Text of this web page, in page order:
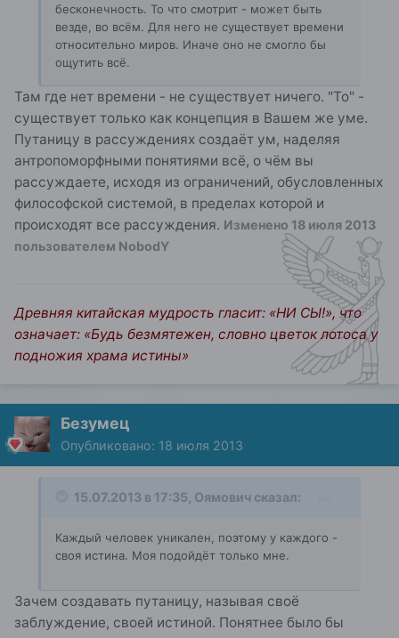
бесконечность. То что смотрит - может быть
везде, во всём. Для него не существует времени
относительно миров. Иначе оно не смогло бы
ощутить всё.
Там где нет времени - не существует ничего. "То" -
существует только как концепция в Вашем же уме.
Путаницу в рассуждениях создаёт ум, наделяя
антропоморфными понятиями всё, о чём вы
рассуждаете, исходя из ограничений, обусловленных
философской системой, в пределах которой и
происходят все рассуждения. Изменено 18 июля 2013
пользователем NobodY
Древняя китайская мудрость гласит: «НИ СЫ!», что
означает: «Будь безмятежен, словно цветок лотоса у
подножия храма истины»
Безумец
Опубликовано: 18 июля 2013
15.07.2013 в 17:35, Оямович сказал:
Каждый человек уникален, поэтому у каждого -
своя истина. Моя подойдёт только мне.
Зачем создавать путаницу, называя своё
заблуждение, своей истиной. Понятнее было бы